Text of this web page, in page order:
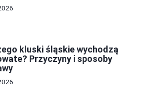
kluski śląskie wychodzą
Przyczyny i sposoby